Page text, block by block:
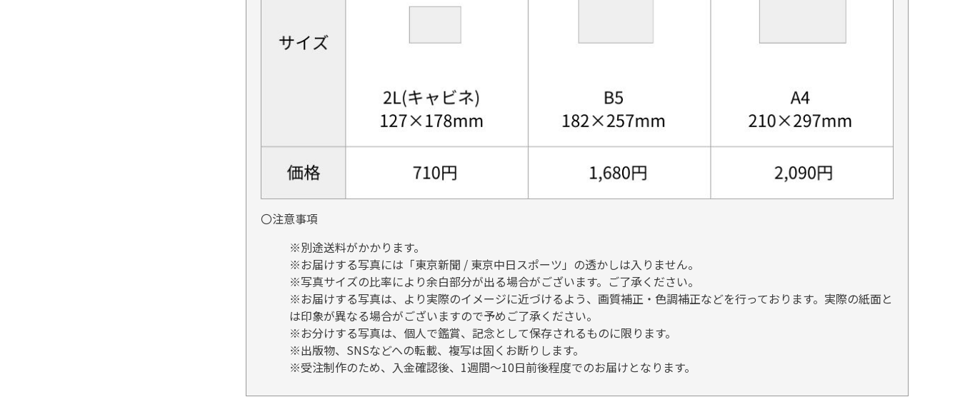
〇注意事項
※別途送料がかかります。
※お届けする写真には「東京新聞 / 東京中日スポーツ」の透かしは入りません。
※写真サイズの比率により余白部分が出る場合がございます。ご了承ください。
※お届けする写真は、より実際のイメージに近づけるよう、画質補正・色調補正などを行っております。実際の紙面と
は印象が異なる場合がございますので予めご了承ください。
※お分けする写真は、個人で鑑賞、記念として保存されるものに限ります。
※出版物、SNSなどへの転載、複写は固くお断りします。
※受注制作のため、入金確認後、1週間～10日前後程度でのお届けとなります。